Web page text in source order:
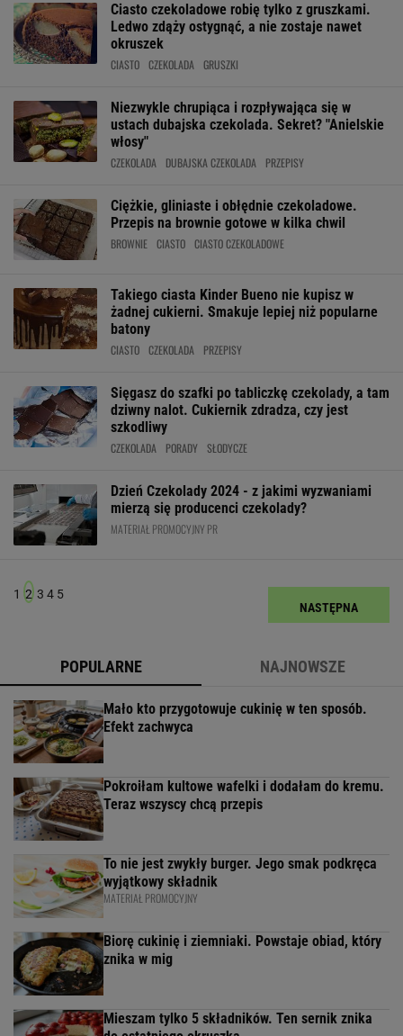
Ciasto czekoladowe robię tylko z gruszkami.
Ledwo zdąży ostygnąć, a nie zostaje nawet
okruszek
CIASTO CZEKOLADA GRUSZKI
Niezwykle chrupiąca i rozpływająca się w
ustach dubajska czekolada. Sekret? "Anielskie
włosy"
CZEKOLADA DUBAJSKA CZEKOLADA PRZEPISY
Ciężkie, gliniaste i obłędnie czekoladowe.
Przepis na brownie gotowe w kilka chwil
BROWNIE CIASTO CIASTO CZEKOLADOWE
Takiego ciasta Kinder Bueno nie kupisz w
żadnej cukierni. Smakuje lepiej niż popularne
batony
CIASTO CZEKOLADA PRZEPISY
Sięgasz do szafki po tabliczkę czekolady, a tam
dziwny nalot. Cukiernik zdradza, czy jest
szkodliwy
CZEKOLADA PORADY SŁODYCZE
Dzień Czekolady 2024 - z jakimi wyzwaniami
mierzą się producenci czekolady?
MATERIAŁ PROMOCYJNY PR
1 2 3 4 5
NASTĘPNA
POPULARNE NAJNOWSZE
Mało kto przygotowuje cukinię w ten sposób.
Efekt zachwyca
Pokroiłam kultowe wafelki i dodałam do kremu.
Teraz wszyscy chcą przepis
To nie jest zwykły burger. Jego smak podkręca
wyjątkowy składnik
MATERIAŁ PROMOCYJNY
Biorę cukinię i ziemniaki. Powstaje obiad, który
znika w mig
Mieszam tylko 5 składników. Ten sernik znika